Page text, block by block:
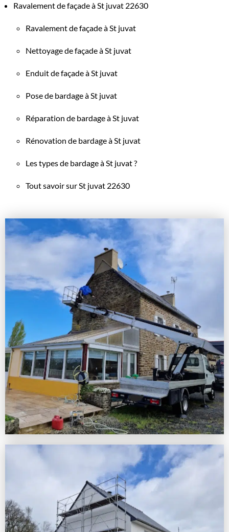
Ravalement de façade à St juvat 22630
Ravalement de façade à St juvat
Nettoyage de façade à St juvat
Enduit de façade à St juvat
Pose de bardage à St juvat
Réparation de bardage à St juvat
Rénovation de bardage à St juvat
Les types de bardage à St juvat ?
Tout savoir sur St juvat 22630